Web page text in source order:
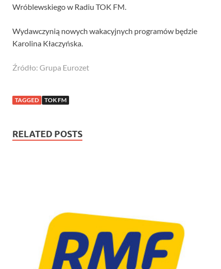
Wróblewskiego w Radiu TOK FM.
Wydawczynią nowych wakacyjnych programów będzie
Karolina Kłaczyńska.
Źródło: Grupa Eurozet
TAGGED TOK FM
RELATED POSTS